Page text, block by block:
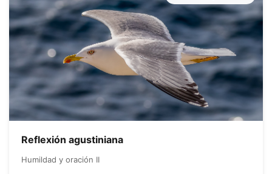
Reflexión agustiniana
Humildad y oración II